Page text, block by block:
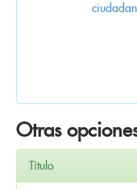
Otras
Título